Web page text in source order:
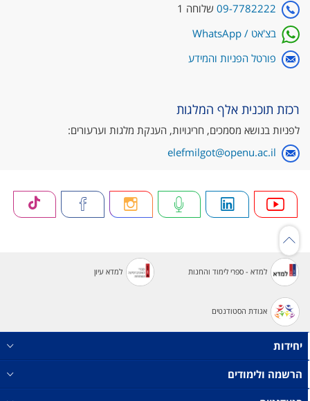
09-7782222 שלוחה 1
בצ'אט / WhatsApp
פורטל הפניות והמידע
רכזת תוכנית אלף המלגות
לפניות בנושא מסמכים, חריגויות, הענקת מלגות וערעורים:
elefmilgot@openu.ac.il
למדא - ספרי לימוד והחנות למדא עיון
אגודת הסטודנטים
יחידות
הרשמה ולימודים